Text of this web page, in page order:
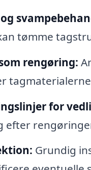
tømme
rengøring:
for
efter
Grundig